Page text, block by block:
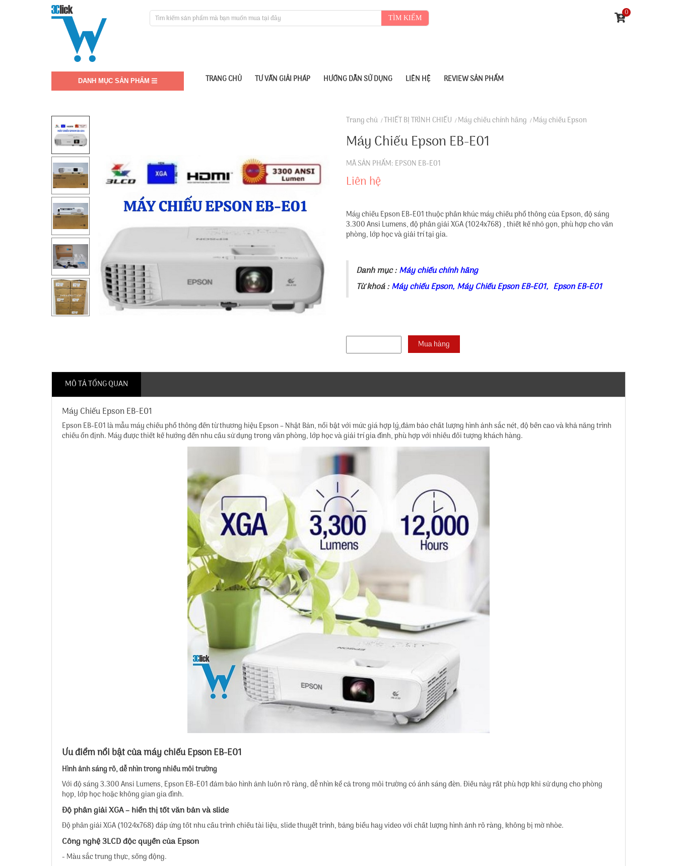
TÌM KIẾM
0
DANH MỤC SẢN PHẨM TRANG CHỦ TƯ VẤN GIẢI PHÁP HƯỚNG DẪN SỬ DỤNG LIÊN HỆ REVIEW SẢN PHẨM
Trang chủ THIẾT BỊ TRÌNH CHIẾU Máy chiếu chính hãng Máy chiếu Epson
Máy Chiếu Epson EB-E01
MÃ SẢN PHẨM: EPSON EB-E01
Liên hệ
Máy chiếu Epson EB-E01 thuộc phân khúc máy chiếu phổ thông của Epson, độ sáng
3.300 Ansi Lumens, độ phân giải XGA (1024x768) , thiết kế nhỏ gọn, phù hợp cho văn
phòng, lớp học và giải trí tại gia.
Danh mục :Máy chiếu chính hãng
Từ khoá :Máy chiếu Epson, Máy Chiếu Epson EB-E01, Epson EB-E01
MÔ TẢ TỔNG QUAN
Máy Chiếu Epson EB-E01
Epson EB-E01 là mẫu máy chiếu phổ thông đến từ thương hiệu Epson – Nhật Bản, nổi bật với mức giá hợp lý,đảm bảo chất lượng hình ảnh sắc nét, độ bền cao và khả năng trình
chiếu ổn định. Máy được thiết kế hướng đến nhu cầu sử dụng trong văn phòng, lớp học và giải trí gia đình, phù hợp với nhiều đối tượng khách hàng.
Ưu điểm nổi bật của máy chiếu Epson EB-E01
Hình ảnh sáng rõ, dễ nhìn trong nhiều môi trường
Với độ sáng 3.300 Ansi Lumens, Epson EB-E01 đảm bảo hình ảnh luôn rõ ràng, dễ nhìn kể cả trong môi trường có ánh sáng đèn. Điều này rất phù hợp khi sử dụng cho phòng
họp, lớp học hoặc không gian gia đình.
Độ phân giải XGA – hiển thị tốt văn bản và slide
Độ phân giải XGA (1024x768) đáp ứng tốt nhu cầu trình chiếu tài liệu, slide thuyết trình, bảng biểu hay video với chất lượng hình ảnh rõ ràng, không bị mờ nhòe.
Công nghệ 3LCD độc quyền của Epson
- Màu sắc trung thực, sống động.